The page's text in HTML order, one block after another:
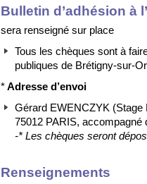
Bulletin d’adhésion à
sera renseigné sur place
Tous les chèques sont à
publiques de Brétigny-sur-
*Adresse d’envoi
Gérard EWENCZYK (Stage
75012 PARIS, accompagné
-* Les chèques seront
Renseignements